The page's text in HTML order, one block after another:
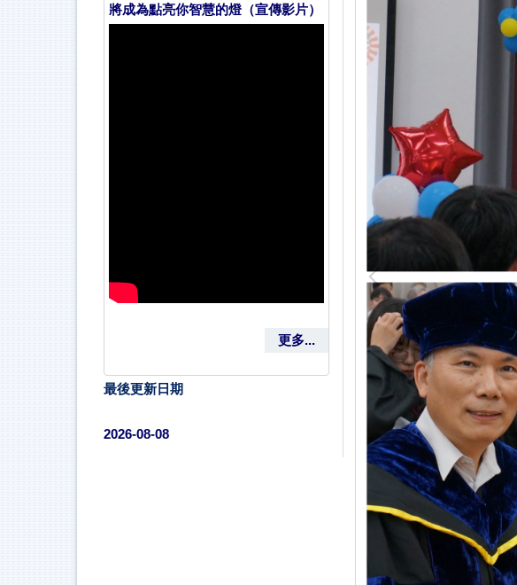
IOH：個人經驗分享平台
將成為點亮你智慧的燈（宣傳影片）
更多...
最後更新日期
2026-08-08